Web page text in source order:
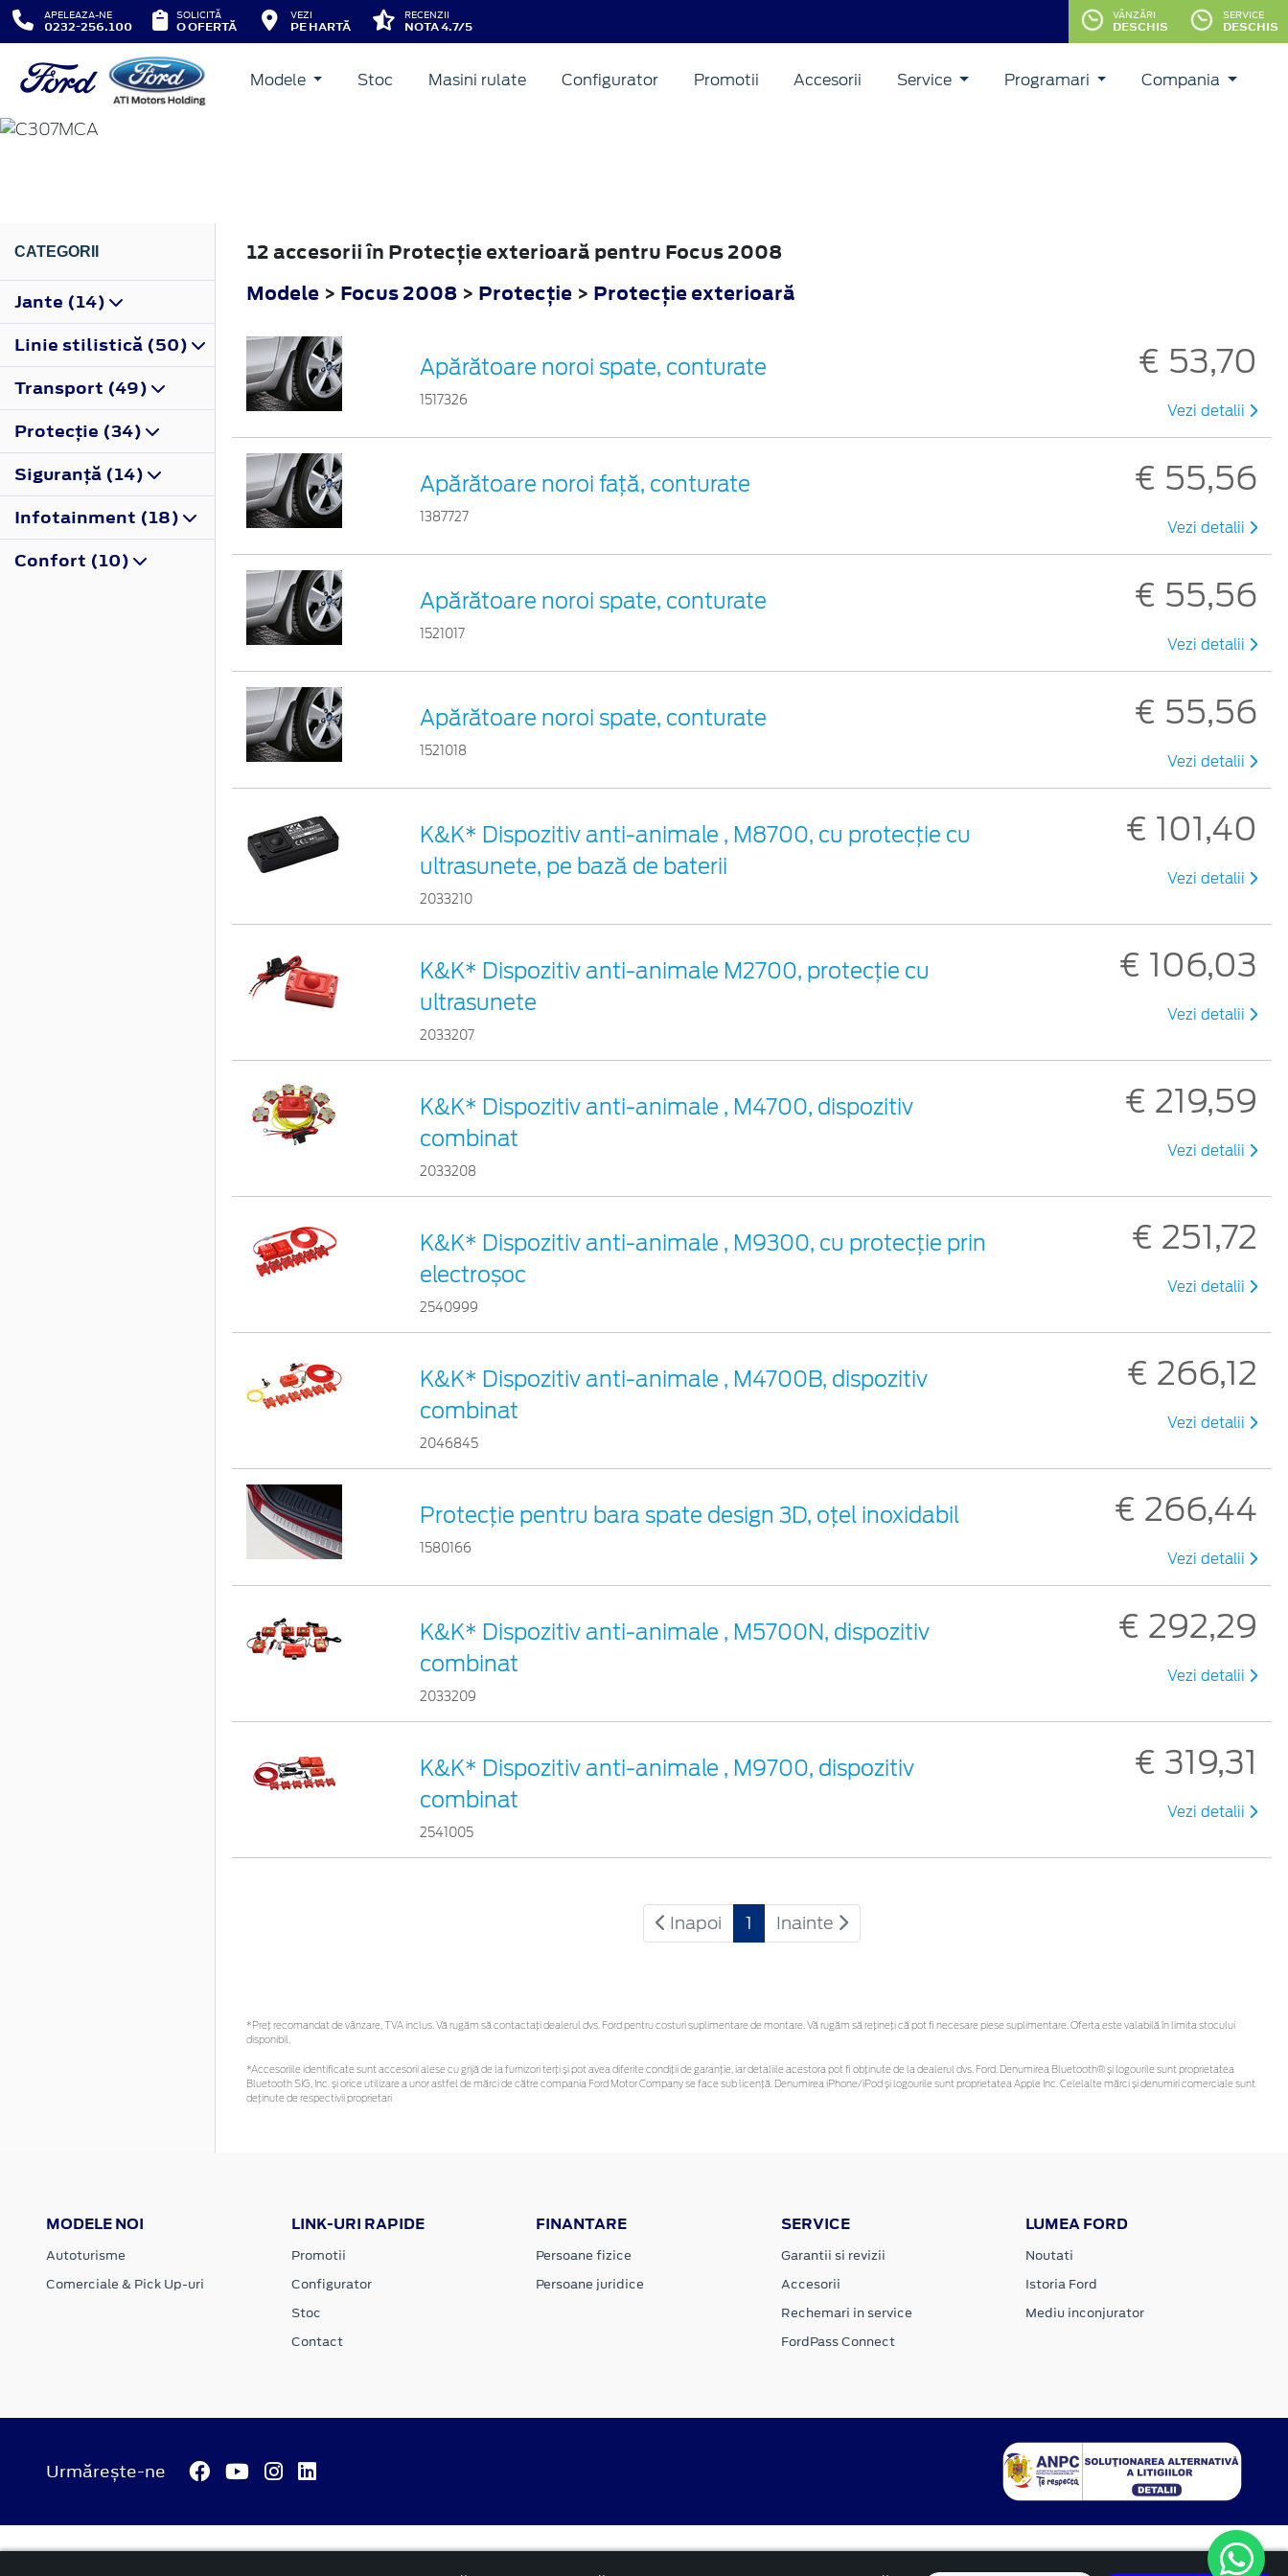
APELEAZA-NE
0232-256.100
SOLICITĂ
O OFERTĂ
VEZI
PE HARTĂ
RECENZII
NOTA 4.7/5
VÂNZĂRI
DESCHIS
SERVICE
DESCHIS
Modele Stoc Masini rulate Configurator Promotii Accesorii Service Programari Compania
FOCUS
CATEGORII
Jante (14)
Linie stilistică (50)
Transport (49)
Protecţie (34)
Siguranţă (14)
Infotainment (18)
Confort (10)
12 accesorii în Protecţie exterioară pentru Focus 2008
Modele > Focus 2008 > Protecţie > Protecţie exterioară
Apărătoare noroi spate, conturate
1517326
€ 53,70
Vezi detalii
Apărătoare noroi faţă, conturate
1387727
€ 55,56
Vezi detalii
Apărătoare noroi spate, conturate
1521017
€ 55,56
Vezi detalii
Apărătoare noroi spate, conturate
1521018
€ 55,56
Vezi detalii
K&K* Dispozitiv anti-animale , M8700, cu protecție cu
ultrasunete, pe bază de baterii
2033210
€ 101,40
Vezi detalii
K&K* Dispozitiv anti-animale M2700, protecție cu
ultrasunete
2033207
€ 106,03
Vezi detalii
K&K* Dispozitiv anti-animale , M4700, dispozitiv
combinat
2033208
€ 219,59
Vezi detalii
K&K* Dispozitiv anti-animale , M9300, cu protecție prin
electroșoc
2540999
€ 251,72
Vezi detalii
K&K* Dispozitiv anti-animale , M4700B, dispozitiv
combinat
2046845
€ 266,12
Vezi detalii
Protecţie pentru bara spate design 3D, oţel inoxidabil
1580166
€ 266,44
Vezi detalii
K&K* Dispozitiv anti-animale , M5700N, dispozitiv
combinat
2033209
€ 292,29
Vezi detalii
K&K* Dispozitiv anti-animale , M9700, dispozitiv
combinat
2541005
€ 319,31
Vezi detalii
Inapoi 1 Inainte
*Preţ recomandat de vânzare, TVA inclus. Vă rugăm să contactaţi dealerul dvs. Ford pentru costuri suplimentare de montare. Vă rugăm să rețineți că pot fi necesare piese suplimentare. Oferta este valabilă în limita stocului
disponibil.
*Accesoriile identificate sunt accesorii alese cu grijă de la furnizori terți și pot avea diferite condiții de garanție, iar detaliile acestora pot fi obținute de la dealerul dvs. Ford. Denumirea Bluetooth® și logourile sunt proprietatea
Bluetooth SIG, Inc. și orice utilizare a unor astfel de mărci de către compania Ford Motor Company se face sub licență. Denumirea iPhone/iPod și logourile sunt proprietatea Apple Inc. Celelalte mărci și denumiri comerciale sunt
deținute de respectivii proprietari
MODELE NOI
Autoturisme
Comerciale & Pick Up-uri
LINK-URI RAPIDE
Promotii
Configurator
Stoc
Contact
FINANTARE
Persoane fizice
Persoane juridice
SERVICE
Garantii si revizii
Accesorii
Rechemari in service
FordPass Connect
LUMEA FORD
Noutati
Istoria Ford
Mediu inconjurator
Urmărește-ne
© 2026 ATI Motors Termeni si conditii Confidentialitate
Politica cookies